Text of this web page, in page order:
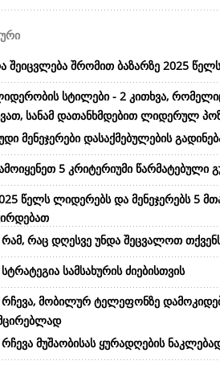
შეიცვლება შრომით ბაზარზე 2025
სტილები - 2 კითხვა,
სანამ დათანხმდებით ლიდერულ
მენეჯერები დასაქმებულების
5 კრიტერიუმი წარმატებული
წელს ლიდერებს და მენეჯერებს 5
რაც დღესვე უნდა შეცვალოთ
სამსახურის ძიებისთვის
მობილურ ტელეფონზე
მუშაობისას ყურადღების